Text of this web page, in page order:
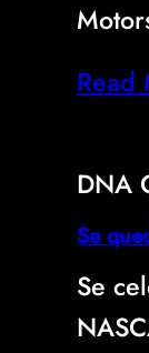
Read
DNA
Se
Se